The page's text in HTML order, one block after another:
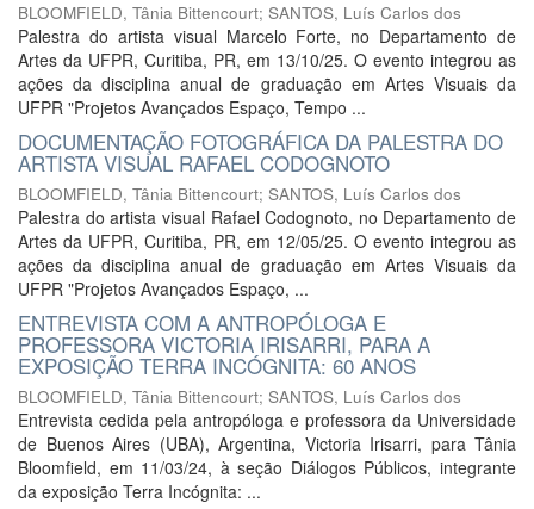
BLOOMFIELD, Tânia Bittencourt; SANTOS, Luís Carlos dos
Palestra do artista visual Marcelo Forte, no Departamento de
Artes da UFPR, Curitiba, PR, em 13/10/25. O evento integrou as
ações da disciplina anual de graduação em Artes Visuais da
UFPR "Projetos Avançados Espaço, Tempo ...
DOCUMENTAÇÃO FOTOGRÁFICA DA PALESTRA DO
ARTISTA VISUAL RAFAEL CODOGNOTO
BLOOMFIELD, Tânia Bittencourt; SANTOS, Luís Carlos dos
Palestra do artista visual Rafael Codognoto, no Departamento de
Artes da UFPR, Curitiba, PR, em 12/05/25. O evento integrou as
ações da disciplina anual de graduação em Artes Visuais da
UFPR "Projetos Avançados Espaço, ...
ENTREVISTA COM A ANTROPÓLOGA E
PROFESSORA VICTORIA IRISARRI, PARA A
EXPOSIÇÃO TERRA INCÓGNITA: 60 ANOS
BLOOMFIELD, Tânia Bittencourt; SANTOS, Luís Carlos dos
Entrevista cedida pela antropóloga e professora da Universidade
de Buenos Aires (UBA), Argentina, Victoria Irisarri, para Tânia
Bloomfield, em 11/03/24, à seção Diálogos Públicos, integrante
da exposição Terra Incógnita: ...